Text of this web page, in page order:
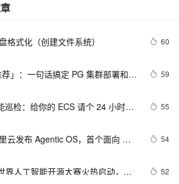
格式化（创建文件系统） 60
荐」：一句话搞定 PG 集群部署和管
59
巡检：给你的 ECS 请个 24 小时在
55
云发布 Agentic OS，首个面向
54
界人工智能开源大赛火热启动，欢
52